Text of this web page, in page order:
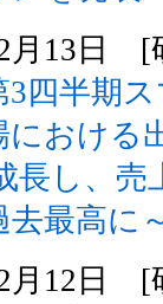
月13日 [
3四半期
における
長し、売
去最高に
月12日 [